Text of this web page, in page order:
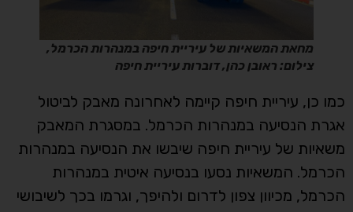
מחאת המשאיות של עיריית חיפה במנהרות הכרמל,
צילום: ראובן כהן, דוברות עיריית חיפה
כמו כן, עיריית חיפה קיימה לאחרונה מאבק לביטול
אגרת הנסיעה במנהרות הכרמל. במסגרת המאבק
משאיות של עיריית חיפה שיבשו את הנסיעה במנהרות
הכרמל. המשאיות נסעו בנסיעה איטית במנהרות
הכרמל, מכיוון צפון לדרום ולהיפך, וגרמו בכך לשיבושי